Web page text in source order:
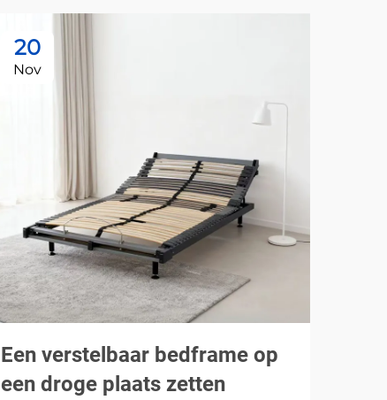
20
Nov
Een verstelbaar bedframe op
een droge plaats zetten